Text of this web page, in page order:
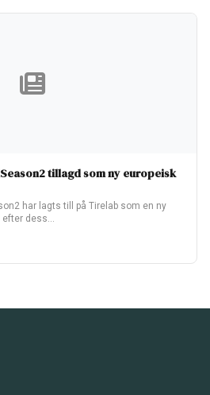
tillagd som ny europeisk
har lagts till på Tirelab som en ny
efter dess…